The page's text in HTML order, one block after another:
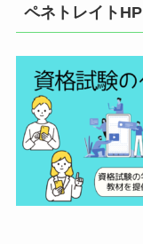
ペネトレイトHP